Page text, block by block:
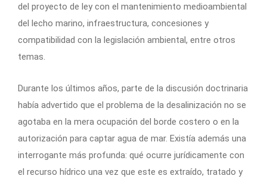
del proyecto de ley con el mantenimiento medioambiental
del lecho marino, infraestructura, concesiones y
compatibilidad con la legislación ambiental, entre otros
temas.
Durante los últimos años, parte de la discusión doctrinaria
había advertido que el problema de la desalinización no se
agotaba en la mera ocupación del borde costero o en la
autorización para captar agua de mar. Existía además una
interrogante más profunda: qué ocurre jurídicamente con
el recurso hídrico una vez que este es extraído, tratado y